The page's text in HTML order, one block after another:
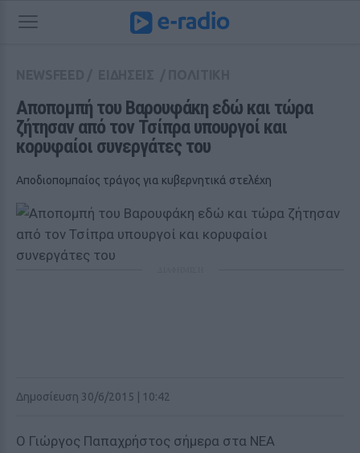
Αποπομπή του Βαρουφάκη εδώ και τώρα
ζήτησαν από τον Τσίπρα υπουργοί και
κορυφαίοι συνεργάτες του
Αποδιοπομπαίος τράγος για κυβερνητικά στελέχη
Δημοσίευση 30/6/2015 | 10:42
Ο Γιώργος Παπαχρήστος σήμερα στα ΝΕΑ